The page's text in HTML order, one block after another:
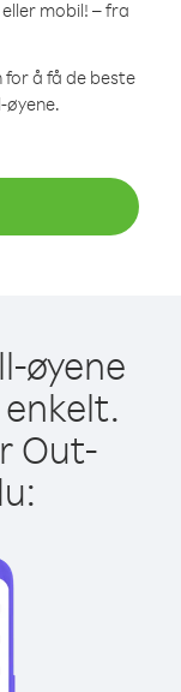
mobil! – fra
å få de beste
øyene.
øyene
Out-